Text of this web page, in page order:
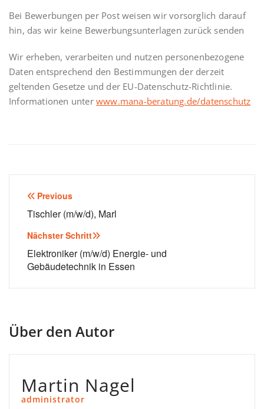
Bei Bewerbungen per Post weisen wir vorsorglich darauf
hin, das wir keine Bewerbungsunterlagen zurück senden
Wir erheben, verarbeiten und nutzen personenbezogene
Daten entsprechend den Bestimmungen der derzeit
geltenden Gesetze und der EU-Datenschutz-Richtlinie.
Informationen unter www.mana-beratung.de/datenschutz
Beitragsnavigation
Previous
Tischler (m/w/d), Marl
Nächster Schritt
Elektroniker (m/w/d) Energie- und
Gebäudetechnik in Essen
Über den Autor
Martin Nagel
administrator